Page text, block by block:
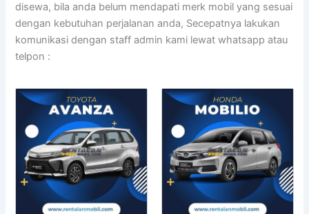
disewa, bila anda belum mendapati merk mobil yang sesuai
dengan kebutuhan perjalanan anda, Secepatnya lakukan
komunikasi dengan staff admin kami lewat whatsapp atau
telpon :